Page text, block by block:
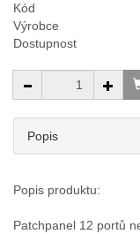
Kód
Výrobce
Dostupnost
Popis
Popis produktu:
Patchpanel 12 portů